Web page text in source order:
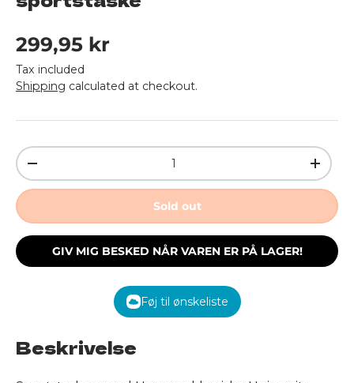
Regular price
299,95 kr
Tax included
Shipping calculated at checkout.
Qty
Decrease quantity
Sold out
GIV MIG BESKED NÅR VAREN ER PÅ LAGER!
Føj til ønskeliste
Beskrivelse